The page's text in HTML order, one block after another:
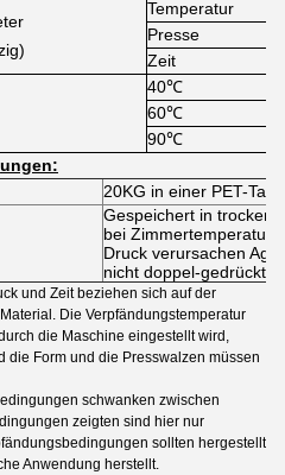
Temperatur
Presse
Zeit
40℃
60℃
90℃
:
20KG in einer PET-
Gespeichert in
bei Zimmertemperatur
Druck verursachen
nicht doppel-gedrückt
und Zeit beziehen sich auf der
Die Verpfändungstemperatur
die Maschine eingestellt wird,
die Form und die Presswalzen müssen
schwanken zwischen
zeigten sind hier nur
sollten hergestellt
Anwendung herstellt.